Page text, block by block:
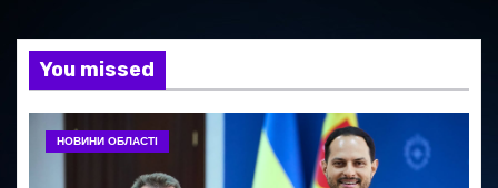
You missed
НОВИНИ ОБЛАСТІ